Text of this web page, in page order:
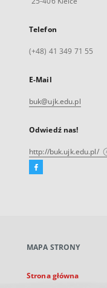
Telefon
(+48) 41 349 71 55
E-Mail
buk@ujk.edu.pl
Odwiedź nas!
http://buk.ujk.edu.pl/
Facebook
karcie
MAPA STRONY
Strona główna